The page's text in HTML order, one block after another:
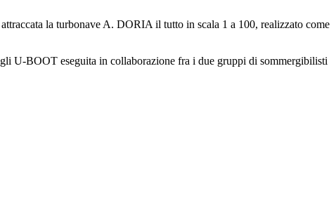
la turbonave A. DORIA il tutto in scala 1 a 100, realizzato come
U-BOOT eseguita in collaborazione fra i due gruppi di sommergibilisti